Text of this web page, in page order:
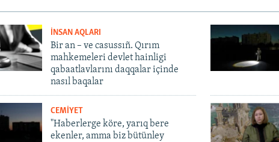
İNSAN AQLARI
Bir an – ve casussıñ. Qırım
mahkemeleri devlet hainligi
qabaatlavlarını daqqalar içinde
nasıl baqalar
CEMİYET
"Haberlerge köre, yarıq bere
ekenler, amma biz bütünley